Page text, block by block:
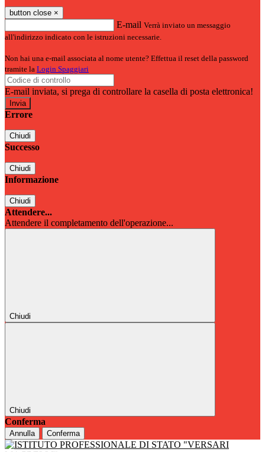
button close ×
E-mail Verrà inviato un messaggio
all'indirizzo indicato con le istruzioni necessarie.
Non hai una e-mail associata al nome utente? Effettua il reset della password
tramite la Login Spaggiari
E-mail inviata, si prega di controllare la casella di posta elettronica!
Errore
Chiudi
Successo
Chiudi
Informazione
Chiudi
Attendere...
Attendere il completamento dell'operazione...
Chiudi
Chiudi
Conferma
Annulla Conferma